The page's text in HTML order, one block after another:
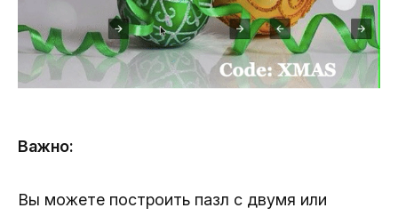
Важно:
Вы можете построить пазл с двумя или